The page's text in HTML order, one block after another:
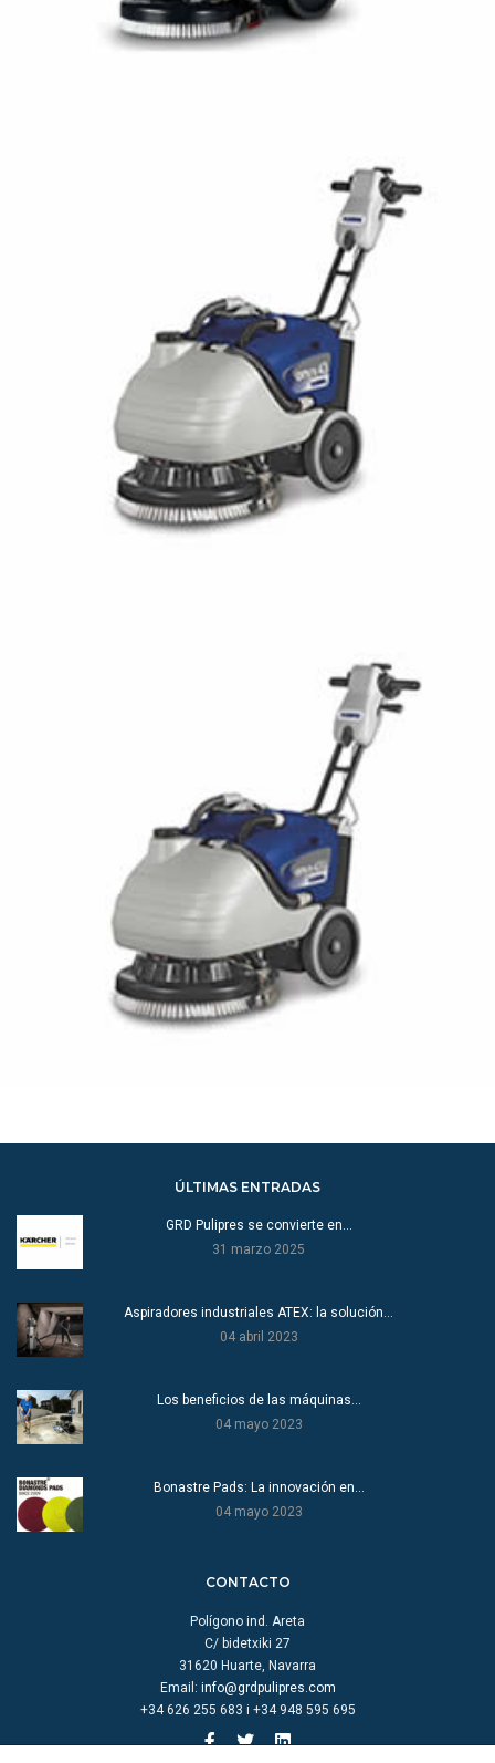
FLOORPUL ONYX 35E
FREGADORA CON OPERADOR ACOMPAÑANTE
FLOORPUL ONYX 43B
FREGADORA CON OPERADOR ACOMPAÑANTE
FLOORPUL ONYX 43B LI
FREGADORA CON OPERADOR ACOMPAÑANTE
ÚLTIMAS ENTRADAS
GRD Pulipres se convierte en…
31 marzo 2025
Aspiradores industriales ATEX: la solución…
04 abril 2023
Los beneficios de las máquinas…
04 mayo 2023
Bonastre Pads: La innovación en…
04 mayo 2023
CONTACTO
Polígono ind. Areta
C/ bidetxiki 27
31620 Huarte, Navarra
Email: info@grdpulipres.com
+34 626 255 683 i +34 948 595 695